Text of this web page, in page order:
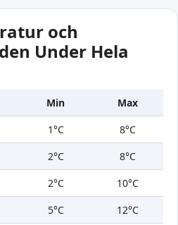
och
Under Hela
Min
Max
1°C
8°C
2°C
8°C
2°C
10°C
5°C
12°C